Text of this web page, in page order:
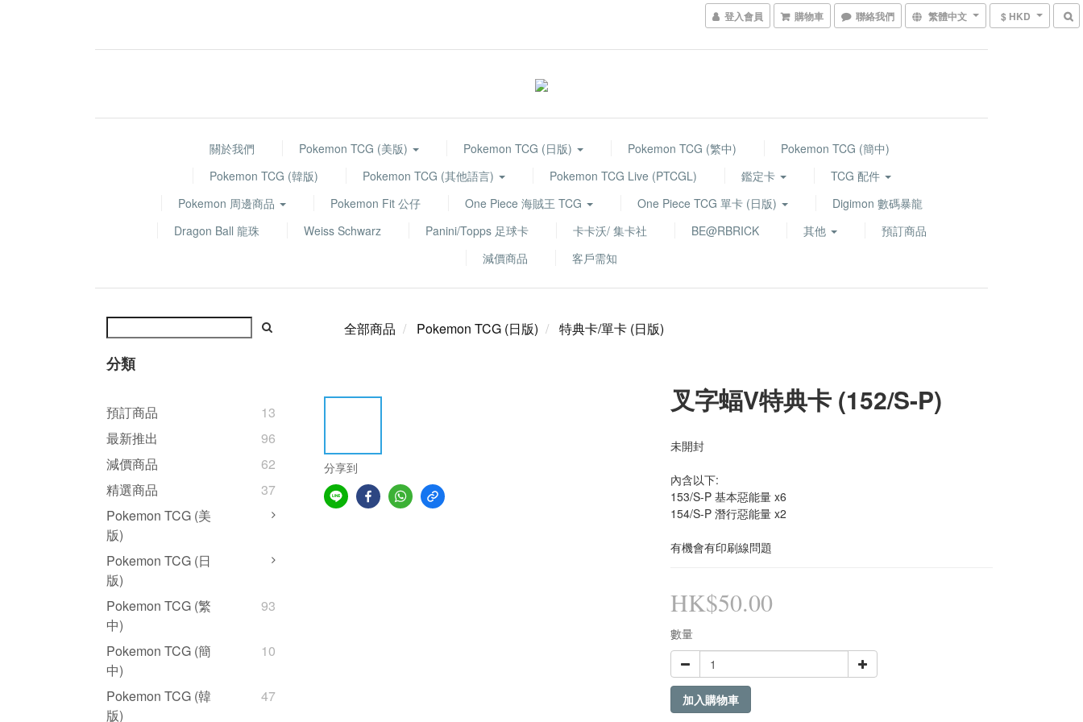
登入會員 購物車 聯絡我們 繁體中文 $ HKD
關於我們 Pokemon TCG (美版) Pokemon TCG (日版) Pokemon TCG (繁中)
Pokemon TCG (簡中)
Pokemon TCG (韓版)
Pokemon TCG (其他語言) Pokemon TCG Live (PTCGL) 鑑定卡
TCG 配件
Pokemon 周邊商品
Pokemon Fit 公仔 One Piece 海賊王 TCG One Piece TCG 單卡 (日版)
Digimon 數碼暴龍
Dragon Ball 龍珠
Weiss Schwarz Panini/Topps 足球卡 卡卡沃/ 集卡社 BE@RBRICK 其他
預訂商品
減價商品
客戶需知
分類
預訂商品
13
最新推出
96
減價商品
62
精選商品
37
Pokemon TCG (美
版)
Pokemon TCG (日
版)
Pokemon TCG (繁
中)
93
Pokemon TCG (簡
中)
10
Pokemon TCG (韓
版)
47
全部商品 Pokemon TCG (日版) 特典卡/單卡 (日版)
分享到
叉字蝠V特典卡 (152/S-P)
未開封
內含以下:
153/S-P 基本惡能量 x6
154/S-P 潛行惡能量 x2
有機會有印刷線問題
HK$50.00
數量
加入購物車